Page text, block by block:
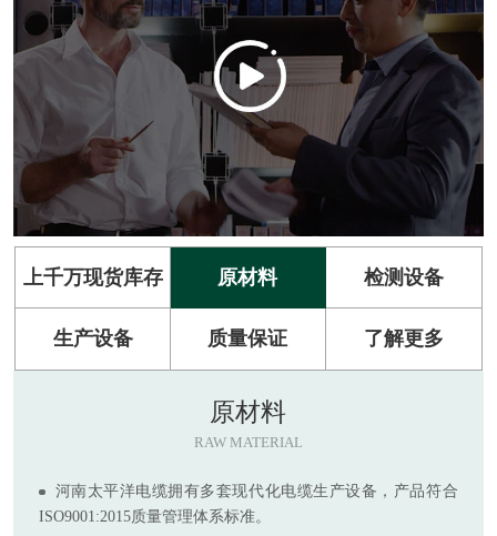
上千万现货库存 原材料 检测设备
生产设备 质量保证 了解更多
原材料
RAW MATERIAL
河南太平洋电缆拥有多套现代化电缆生产设备，产品符合
ISO9001:2015质量管理体系标准。